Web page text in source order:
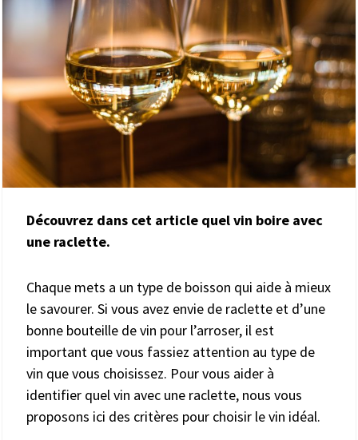
Découvrez dans cet article quel vin boire avec
une raclette.
Chaque mets a un type de boisson qui aide à mieux
le savourer. Si vous avez envie de raclette et d’une
bonne bouteille de vin pour l’arroser, il est
important que vous fassiez attention au type de
vin que vous choisissez. Pour vous aider à
identifier quel vin avec une raclette, nous vous
proposons ici des critères pour choisir le vin idéal.